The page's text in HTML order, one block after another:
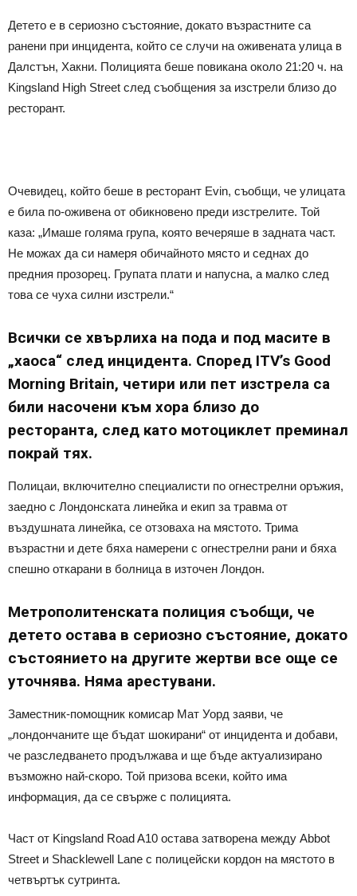
Детето е в сериозно състояние, докато възрастните са
ранени при инцидента, който се случи на оживената улица в
Далстън, Хакни. Полицията беше повикана около 21:20 ч. на
Kingsland High Street след съобщения за изстрели близо до
ресторант.
Очевидец, който беше в ресторант Evin, съобщи, че улицата
е била по-оживена от обикновено преди изстрелите. Той
каза: „Имаше голяма група, която вечеряше в задната част.
Не можах да си намеря обичайното място и седнах до
предния прозорец. Групата плати и напусна, а малко след
това се чуха силни изстрели.“
Всички се хвърлиха на пода и под масите в
„хаоса“ след инцидента. Според ITV’s Good
Morning Britain, четири или пет изстрела са
били насочени към хора близо до
ресторанта, след като мотоциклет преминал
покрай тях.
Полицаи, включително специалисти по огнестрелни оръжия,
заедно с Лондонската линейка и екип за травма от
въздушната линейка, се отзоваха на мястото. Трима
възрастни и дете бяха намерени с огнестрелни рани и бяха
спешно откарани в болница в източен Лондон.
Метрополитенската полиция съобщи, че
детето остава в сериозно състояние, докато
състоянието на другите жертви все още се
уточнява. Няма арестувани.
Заместник-помощник комисар Мат Уорд заяви, че
„лондончаните ще бъдат шокирани“ от инцидента и добави,
че разследването продължава и ще бъде актуализирано
възможно най-скоро. Той призова всеки, който има
информация, да се свърже с полицията.
Част от Kingsland Road A10 остава затворена между Abbot
Street и Shacklewell Lane с полицейски кордон на мястото в
четвъртък сутринта.